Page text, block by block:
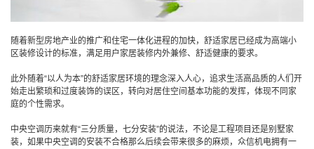
随着新型房地产业的推广和住宅一体化进程的加快，舒适家居已经成为高端小
区装修设计的标准，满足用户家居装修内外兼修、舒适健康的要求。
此外随着“以人为本”的舒适家居环境的理念深入人心，追求生活高品质的人们开
始走出繁琐和过度装饰的误区，转向对居住空间基本功能的发挥，体现不同家
庭的个性需求。
中央空调历来就有“三分质量，七分安装”的说法，不论是工程项目还是别墅家
装，如果中央空调的安装不合格那么后续会带来很多的麻烦，众信机电拥有一